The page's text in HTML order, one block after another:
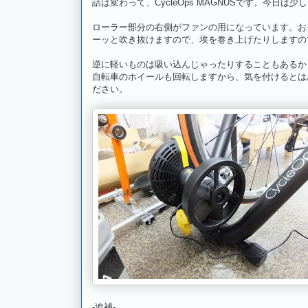
話は変わって、CycleOps MAGNUSです。今日は少
ローラー部分の右側がファンの用になっています。
ーッと吹き抜けますので、埃を巻き上げたりします
逆に軽いものは吸い込んじゃったりすることもある
自転車のホイールも回転しますから、気を付けると
ださい。